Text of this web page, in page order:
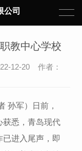
公司
教中心学校
12-20 作者：
孙军）
日前，
获悉，青岛现代
进入尾声，即